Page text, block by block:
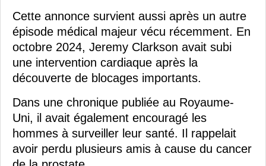
Cette annonce survient aussi après un autre
épisode médical majeur vécu récemment. En
octobre 2024, Jeremy Clarkson avait subi
une intervention cardiaque après la
découverte de blocages importants.
Dans une chronique publiée au Royaume-
Uni, il avait également encouragé les
hommes à surveiller leur santé. Il rappelait
avoir perdu plusieurs amis à cause du cancer